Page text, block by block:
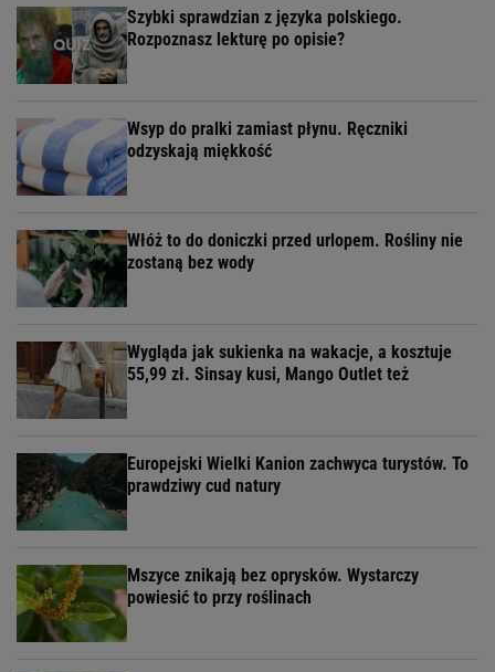
Szybki sprawdzian z języka polskiego.
Rozpoznasz lekturę po opisie?
Wsyp do pralki zamiast płynu. Ręczniki
odzyskają miękkość
Włóż to do doniczki przed urlopem. Rośliny nie
zostaną bez wody
Wygląda jak sukienka na wakacje, a kosztuje
55,99 zł. Sinsay kusi, Mango Outlet też
Europejski Wielki Kanion zachwyca turystów. To
prawdziwy cud natury
Mszyce znikają bez oprysków. Wystarczy
powiesić to przy roślinach